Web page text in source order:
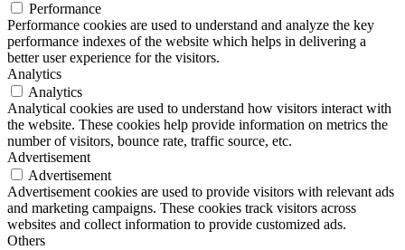
Performance
Performance cookies are used to understand and analyze the key
performance indexes of the website which helps in delivering a
better user experience for the visitors.
Analytics
Analytics
Analytical cookies are used to understand how visitors interact with
the website. These cookies help provide information on metrics the
number of visitors, bounce rate, traffic source, etc.
Advertisement
Advertisement
Advertisement cookies are used to provide visitors with relevant ads
and marketing campaigns. These cookies track visitors across
websites and collect information to provide customized ads.
Others